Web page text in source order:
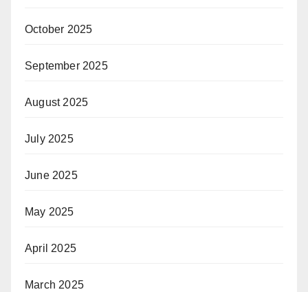
October 2025
September 2025
August 2025
July 2025
June 2025
May 2025
April 2025
March 2025